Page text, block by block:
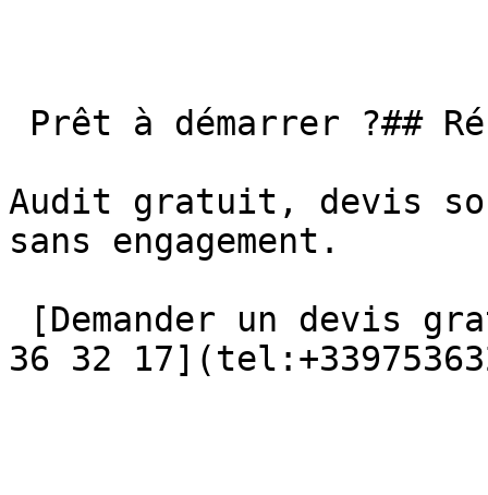
Audit gratuit, devis
sans engagement.
36 32